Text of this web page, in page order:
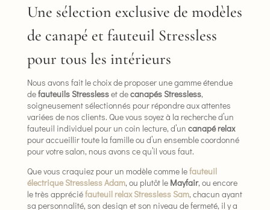
Une sélection exclusive de modèles
de canapé et fauteuil Stressless
pour tous les intérieurs
Nous avons fait le choix de proposer une gamme étendue
defauteuils Stresslesset decanapés Stressless,
soigneusement sélectionnés pour répondre aux attentes
variées de nos clients. Que vous soyez à la recherche d’un
fauteuil individuel pour un coin lecture, d’un canapé relax
pour accueillir toute la famille ou d’un ensemble coordonné
pour votre salon, nous avons ce qu’il vous faut.
Que vous craquiez pour un modèle comme lefauteuil
électriqueStressless Adam, ou plutôt le Mayfair, ou encore
le très appréciéfauteuil relax Stressless Sam, chacun ayant
sa personnalité, son design et son niveau de fermeté, il y a